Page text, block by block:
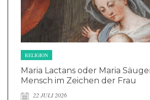
RELIGION
Maria Lactans oder Maria
Mensch im Zeichen der Frau
22 JULI 2026